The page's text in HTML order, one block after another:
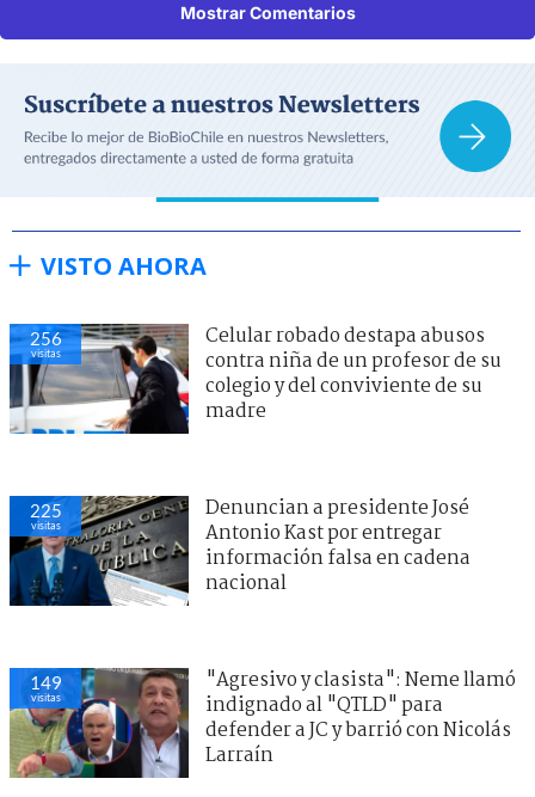
Mostrar Comentarios
VISTO AHORA
256
visitas
Celular robado destapa abusos
contra niña de un profesor de su
colegio y del conviviente de su
madre
225
visitas
Denuncian a presidente José
Antonio Kast por entregar
información falsa en cadena
nacional
149
visitas
"Agresivo y clasista": Neme llamó
indignado al "QTLD" para
defender a JC y barrió con Nicolás
Larraín